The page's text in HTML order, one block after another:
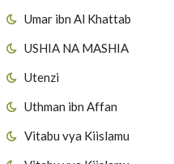
Umar ibn Al Khattab
USHIA NA MASHIA
Utenzi
Uthman ibn Affan
Vitabu vya Kiislamu